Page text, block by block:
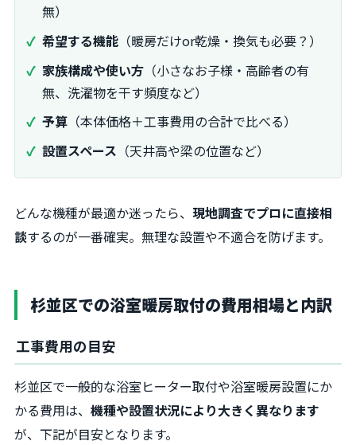
無）
希望する機能 （暖房だけor乾燥・換気も必要？）
家族構成や使い方 （小さなお子様・高齢者の有
無、洗濯物を干す頻度など）
予算 （本体価格＋工事費用の合計で比べる）
設置スペース （天井高や梁の位置など）
どんな機種が最適か迷ったら、 現地調査でプロに直接相
談するのが一番確実。無理な設置や不適合を防げます。
杉並区での浴室暖房取付の費用相場と内訳
工事費用の目安
杉並区で一般的な浴室ヒーター取付や浴室暖房設置にか
かる費用は、 機種や設置状況により大きく異なります
が、下記が目安となります。